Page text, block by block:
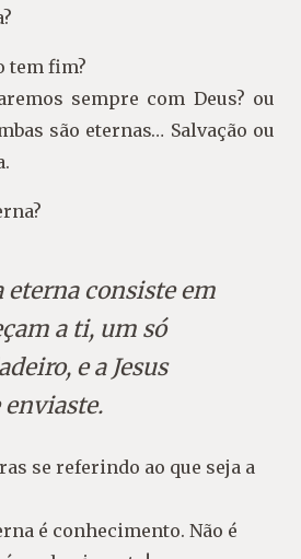
tem fim?
sempre com Deus? ou
são eternas… Salvação ou
eterna consiste em
a ti, um só
e a Jesus
enviaste.
se referindo ao que seja a
é conhecimento. Não é